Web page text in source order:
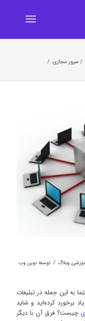
/ سرور مجازی /
, وبلاگ / توسط نوین وب
به این جمله در تبلیغات
برخورد کرده‌اید و شاید
چیست؟ فرق آن با دیگر